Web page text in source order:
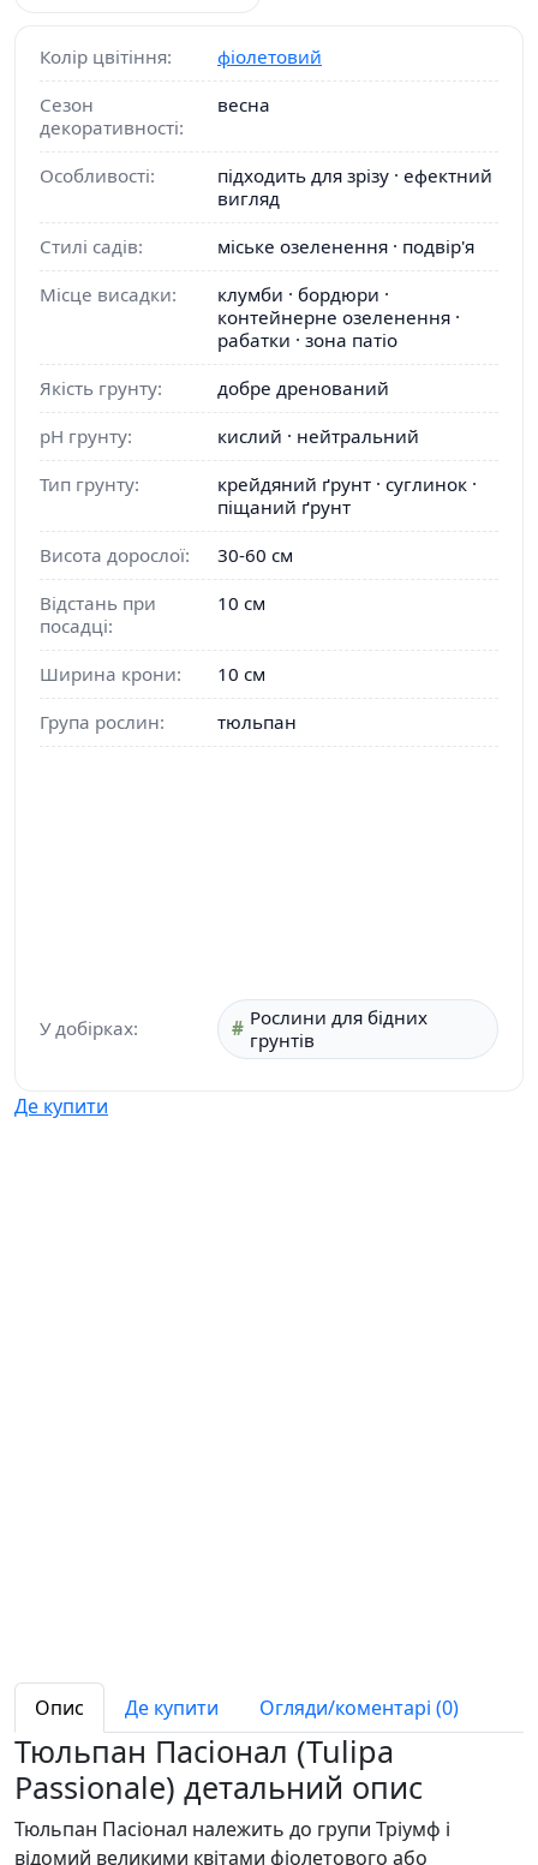
Колір цвітіння:
фіолетовий
Сезон
декоративності:
весна
Особливості:
підходить для зрізу · ефектний
вигляд
Стилі садів:
міське озеленення · подвір'я
Місце висадки:
клумби · бордюри ·
контейнерне озеленення ·
рабатки · зона патіо
Якість грунту:
добре дренований
pH грунту:
кислий · нейтральний
Тип грунту:
крейдяний ґрунт · суглинок ·
піщаний ґрунт
Висота дорослої:
30-60 см
Відстань при
посадці:
10 см
Ширина крони:
10 см
Група рослин:
тюльпан
У добірках:
Рослини для бідних
грунтів
Де купити
Опис Де купити Огляди/коментарі (0)
Тюльпан Пасіонал (Tulipa
Passionale) детальний опис
Тюльпан Пасіонал належить до групи Тріумф і
відомий великими квітами фіолетового або